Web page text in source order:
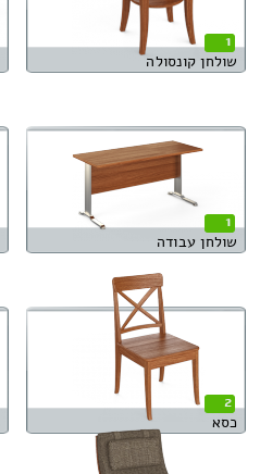
1
שולחן קונסולה
1
שולחן עבודה
2
כסא